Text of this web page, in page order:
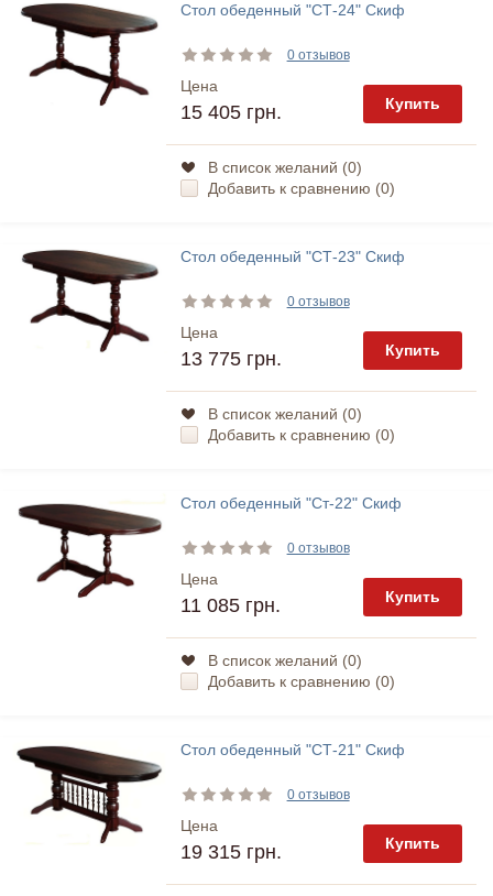
Стол обеденный "СТ-24" Скиф
0 отзывов
Цена
15 405 грн. Купить
В список желаний (0)
Добавить к сравнению (0)
Стол обеденный "СТ-23" Скиф
0 отзывов
Цена
13 775 грн. Купить
В список желаний (0)
Добавить к сравнению (0)
Стол обеденный "Ст-22" Скиф
0 отзывов
Цена
11 085 грн. Купить
В список желаний (0)
Добавить к сравнению (0)
Стол обеденный "СТ-21" Скиф
0 отзывов
Цена
19 315 грн. Купить